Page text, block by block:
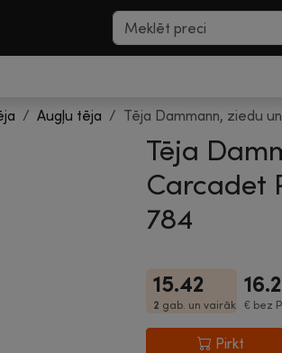
Augļu tēja Tēja Dammann, ziedu
Tēja
Carcadet
784
15.42
2 gab. un vairāk € bez
Pirkt